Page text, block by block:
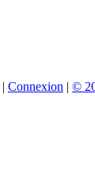
| Connexion | ©